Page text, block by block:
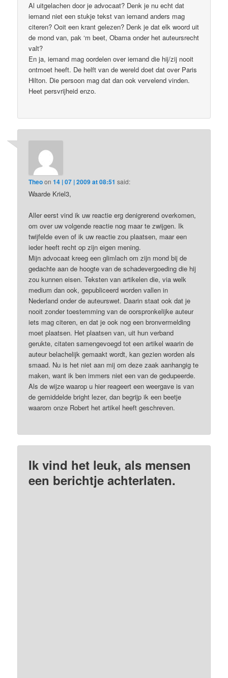
Al uitgelachen door je advocaat? Denk je nu echt dat
iemand niet een stukje tekst van iemand anders mag
citeren? Ooit een krant gelezen? Denk je dat elk woord uit
de mond van, pak ‘m beet, Obama onder het auteursrecht
valt?
En ja, iemand mag oordelen over iemand die hij/zij nooit
ontmoet heeft. De helft van de wereld doet dat over Paris
Hilton. Die persoon mag dat dan ook vervelend vinden.
Heet persvrijheid enzo.
Theoon14 | 07 | 2009 at 08:51 said:
Waarde Kriel3,
Aller eerst vind ik uw reactie erg denigrerend overkomen,
om over uw volgende reactie nog maar te zwijgen. Ik
twijfelde even of ik uw reactie zou plaatsen, maar een
ieder heeft recht op zijn eigen mening.
Mijn advocaat kreeg een glimlach om zijn mond bij de
gedachte aan de hoogte van de schadevergoeding die hij
zou kunnen eisen. Teksten van artikelen die, via welk
medium dan ook, gepubliceerd worden vallen in
Nederland onder de auteurswet. Daarin staat ook dat je
nooit zonder toestemming van de oorspronkelijke auteur
iets mag citeren, en dat je ook nog een bronvermelding
moet plaatsen. Het plaatsen van, uit hun verband
gerukte, citaten samengevoegd tot een artikel waarin de
auteur belachelijk gemaakt wordt, kan gezien worden als
smaad. Nu is het niet aan mij om deze zaak aanhangig te
maken, want ik ben immers niet een van de gedupeerde.
Als de wijze waarop u hier reageert een weergave is van
de gemiddelde bright lezer, dan begrijp ik een beetje
waarom onze Robert het artikel heeft geschreven.
Ik vind het leuk, als mensen
een berichtje achterlaten.